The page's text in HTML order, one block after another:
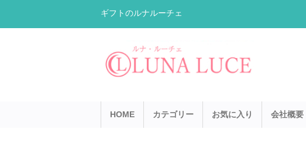
ギフトのルナルーチェ
HOME カテゴリー お気に入り 会社概要